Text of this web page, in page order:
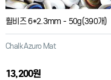
휠비즈 6*2.3mm - 50g(390개)
Chalk Azuro Mat
13,200원